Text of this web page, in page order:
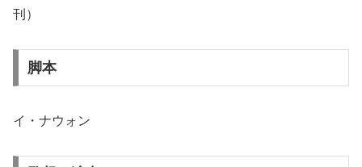
刊）
脚本
イ・ナウォン